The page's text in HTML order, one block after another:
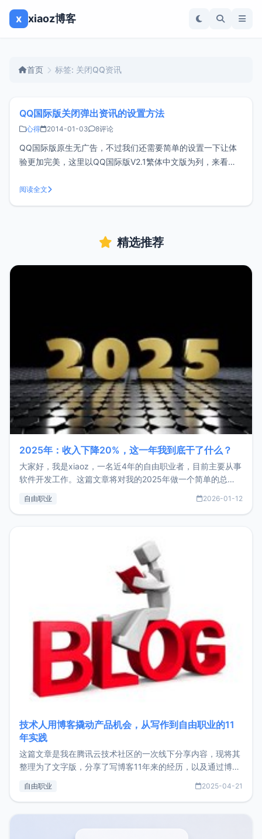
x xiaoz博客
首页 标签: 关闭QQ资讯
QQ国际版关闭弹出资讯的设置方法
心得 2014-01-03 8评论
QQ国际版原生无广告，不过我们还需要简单的设置一下让体
验更加完美，这里以QQ国际版V2.1繁体中文版为列，来看看
> 1、首先打开底部齿轮图标的设置按钮 <br/ > 2、顶部切换
到许可权设置，左侧切换到资讯提醒，然后
阅读全文
精选推荐
2025年：收入下降20%，这一年我到底干了什么？
大家好，我是xiaoz，一名近4年的自由职业者，目前主要从事
软件开发工作。这篇文章将对我的2025年做一个简单的总
收入下降20%，但却过得很充实，2026年不求突破，但求保
自由职业 2026-01-12
技术人用博客撬动产品机会，从写作到自由职业的11
年实践
这篇文章是我在腾讯云技术社区的一次线下分享内容，现将其
整理为了文字版，分享了写博客11年来的经历，以及通过博客
了我的首个产品ImgURL的真实数据和产品现状。自我介绍大
自由职业 2025-04-21